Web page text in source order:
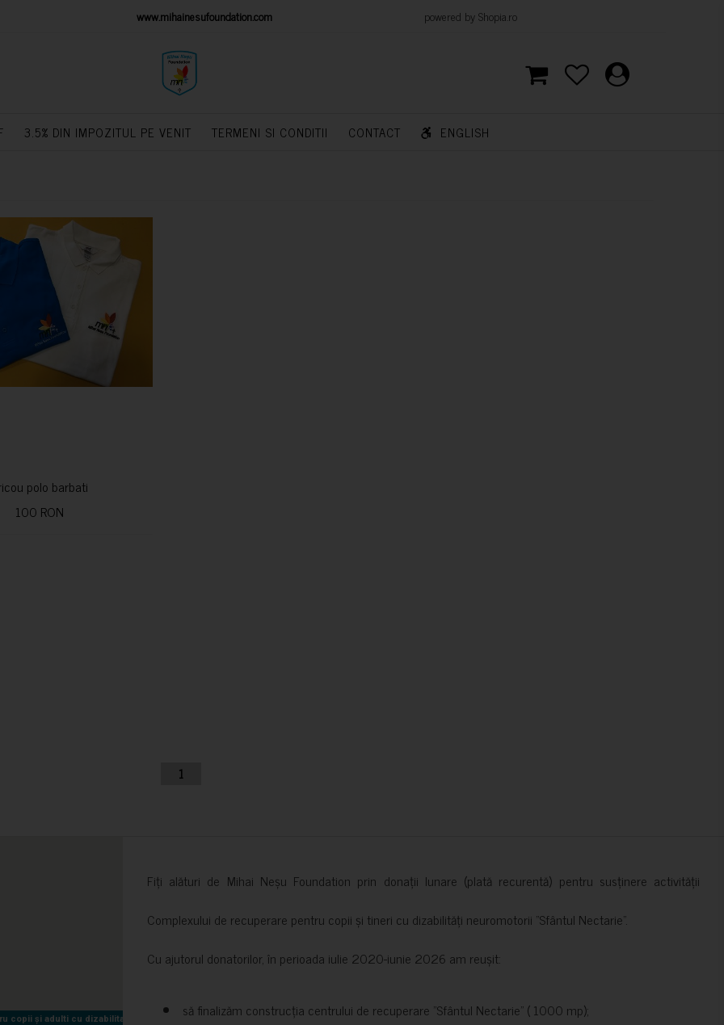
PLATFORM www.mihainesufoundation.com powered by Shopia.ro
3.5% DIN IMPOZITUL PE VENIT TERMENI SI CONDITII CONTACT ENGLISH
polo barbati
100 RON
1
copii și adulti cu dizabilitati neuromotorii Sfântul Nectarie
copii și adulti cu dizabilitati neuromotorii Sfântul Nectarie
Fiți alături de Mihai Neșu Foundation prin donații lunare (plată recurentă) pentru susținere activității
Complexului de recuperare pentru copii și tineri cu dizabilități neuromotorii ”Sfântul Nectarie”.
Cu ajutorul donatorilor, în perioada iulie 2020-iunie 2026 am reușit:
să finalizăm construcția centrului de recuperare ”Sfântul Nectarie” ( 1000 mp);